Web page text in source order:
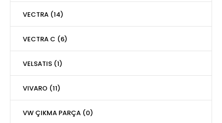
VECTRA (14)
VECTRA C (6)
VELSATIS (1)
VIVARO (11)
VW ÇIKMA PARÇA (0)